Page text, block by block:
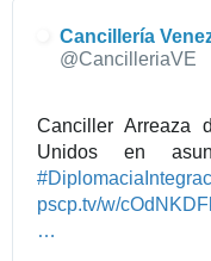
Cancillería
@CancilleriaVE
Canciller Arreaza
Unidos en
#
h
t
pscp.tv/w/
W
…